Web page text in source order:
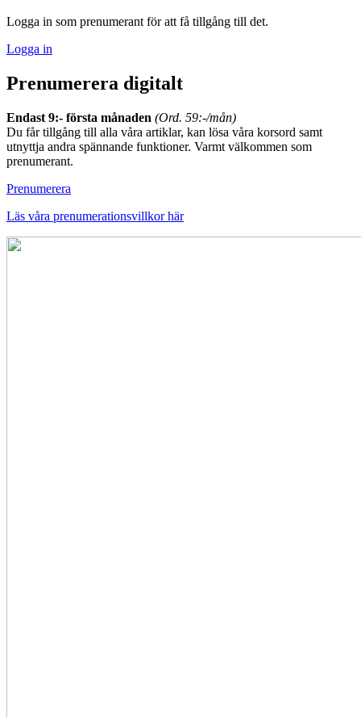
Logga in som prenumerant för att få tillgång till det.
Logga in
Prenumerera digitalt
Endast 9:- första månaden (Ord. 59:-/mån)
Du får tillgång till alla våra artiklar, kan lösa våra korsord samt
utnyttja andra spännande funktioner. Varmt välkommen som
prenumerant.
Prenumerera
Läs våra prenumerationsvillkor här